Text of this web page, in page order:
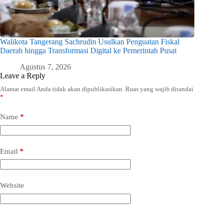
Walikota Tangerang Sachrudin Usulkan Penguatan Fiskal
Daerah hingga Transformasi Digital ke Pemerintah Pusat
Agustus 7, 2026
Leave a Reply
Alamat email Anda tidak akan dipublikasikan. Ruas yang wajib ditandai
*
Name *
Email *
Website